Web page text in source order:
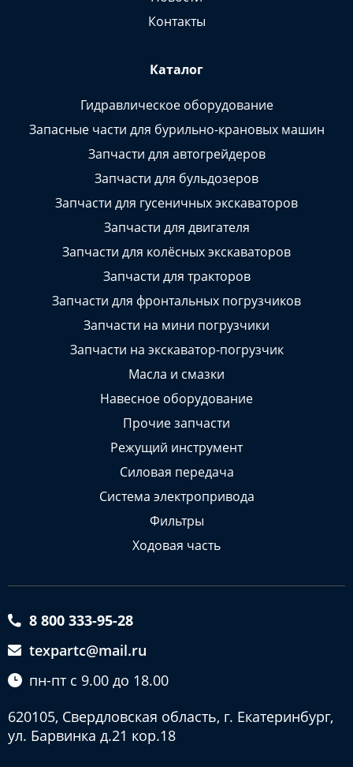
Контакты
Каталог
Гидравлическое оборудование
Запасные части для бурильно-крановых машин
Запчасти для автогрейдеров
Запчасти для бульдозеров
Запчасти для гусеничных экскаваторов
Запчасти для двигателя
Запчасти для колёсных экскаваторов
Запчасти для тракторов
Запчасти для фронтальных погрузчиков
Запчасти на мини погрузчики
Запчасти на экскаватор-погрузчик
Масла и смазки
Навесное оборудование
Прочие запчасти
Режущий инструмент
Силовая передача
Система электропривода
Фильтры
Ходовая часть
8 800 333-95-28
texpartc@mail.ru
пн-пт с 9.00 до 18.00
620105, Свердловская область, г. Екатеринбург,
ул. Барвинка д.21 кор.18